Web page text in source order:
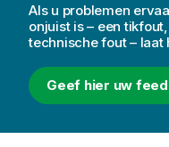
Als u problemen
onjuist is – een
technische fout – laat
Geef hier uw